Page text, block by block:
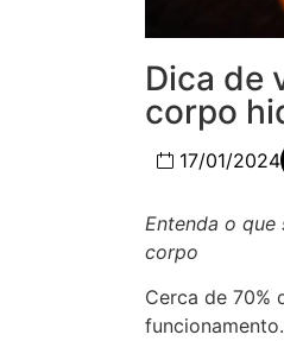
Dica de
corpo
17/01/2024
Entenda o que
corpo
Cerca de 70%